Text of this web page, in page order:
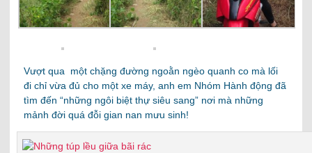
Vượt qua một chặng đường ngoằn ngèo quanh co mà lối
đi chỉ vừa đủ cho một xe máy, anh em Nhóm Hành động đã
tìm đến “những ngôi biệt thự siêu sang” nơi mà những
mảnh đời quá đỗi gian nan mưu sinh!